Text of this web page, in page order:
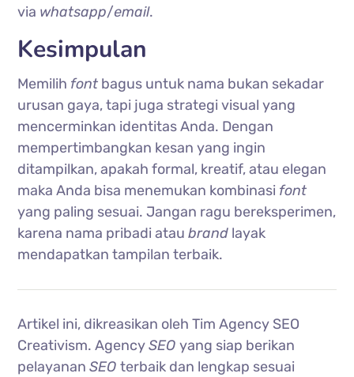
via whatsapp/email.
Kesimpulan
Memilih font bagus untuk nama bukan sekadar
urusan gaya, tapi juga strategi visual yang
mencerminkan identitas Anda. Dengan
mempertimbangkan kesan yang ingin
ditampilkan, apakah formal, kreatif, atau elegan
maka Anda bisa menemukan kombinasi font
yang paling sesuai. Jangan ragu bereksperimen,
karena nama pribadi ataubrand layak
mendapatkan tampilan terbaik.
Artikel ini, dikreasikan oleh Tim Agency SEO
Creativism. AgencySEOyang siap berikan
pelayananSEOterbaik dan lengkap sesuai